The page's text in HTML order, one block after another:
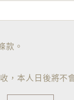
款。
本人日後將不